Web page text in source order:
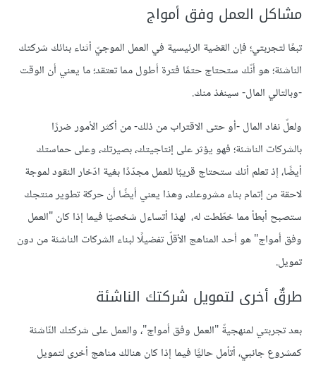
مشاكل العمل وفق أمواج
تبعًا لتجربتي؛ فإن القضية الرئيسية في العمل الموجيّ أثناء بنائك شركتك
الناشئة؛ هو أنّك ستحتاج حتمًا فترة أطول مما تعتقد؛ ما يعني أن الوقت
-وبالتالي المال- سينفذ منك.
ولعلّ نفاد المال -أو حتى الاقتراب من ذلك- من أكثر الأمور ضررًا
بالشركات الناشئة؛ فهو يؤثر على إنتاجيتك، بصيرتك، وعلى حماستك
أيضًا، إذ تعلم أنك ستحتاج قريبًا للعمل مجدّدًا بغية ادّخار النقود لموجة
لاحقة من إتمام بناء مشروعك، وهذا يعني أيضًا أن حركة تطوير منتجك
ستصبح أبطأ مما خطّطت له، لهذا أتساءل شخصيّا فيما إذا كان "العمل
وفق أمواج" هو أحد المناهج الأقلّ تفضيلًا لبناء الشركات الناشئة من دون
تمويل.
طرقٌ أخرى لتمويل شركتك الناشئة
بعد تجربتي لمنهجيةّ "العمل وفق أمواج"، والعمل على شركتك النّاشئة
كمشروع جانبي، أتأمل حاليًّا فيما إذا كان هنالك مناهج أخرى لتمويل